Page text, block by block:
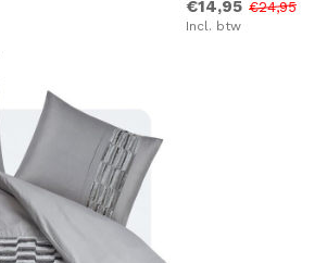
€14,95 €24,95
Incl. btw